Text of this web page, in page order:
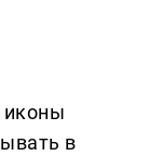
иконы
в